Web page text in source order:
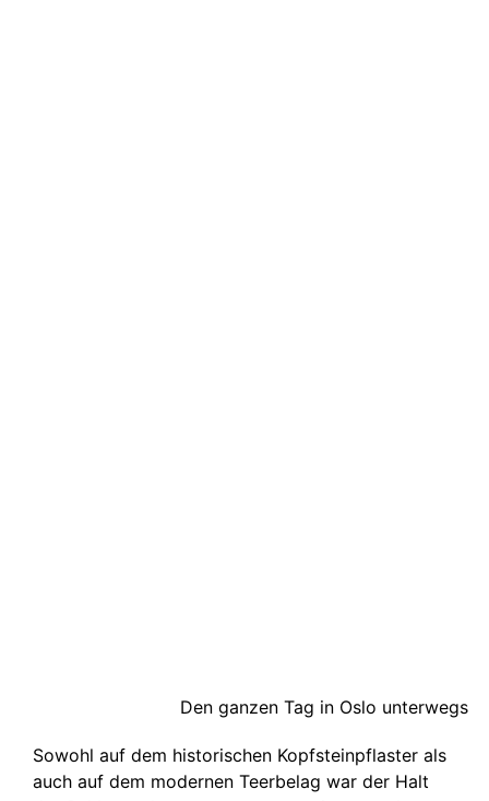
Den ganzen Tag in Oslo unterwegs
Sowohl auf dem historischen Kopfsteinpflaster als
auch auf dem modernen Teerbelag war der Halt